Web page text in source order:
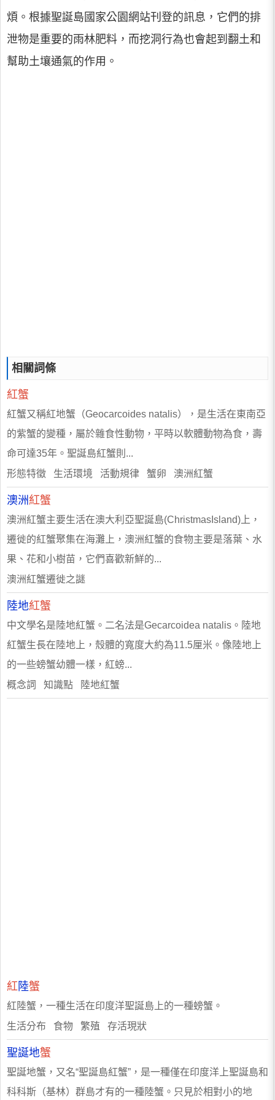
煩。根據聖誕島國家公園網站刊登的訊息，它們的排
泄物是重要的雨林肥料，而挖洞行為也會起到翻土和
幫助土壤通氣的作用。
相關詞條
紅蟹
紅蟹又稱紅地蟹（Geocarcoides natalis），是生活在東南亞
的紫蟹的變種，屬於雜食性動物，平時以軟體動物為食，壽
命可達35年。聖誕島紅蟹則...
形態特徵 生活環境 活動規律 蟹卵 澳洲紅蟹
澳洲 紅蟹
澳洲紅蟹主要生活在澳大利亞聖誕島(ChristmasIsland)上，
遷徙的紅蟹聚集在海灘上，澳洲紅蟹的食物主要是落葉、水
果、花和小樹苗，它們喜歡新鮮的...
澳洲紅蟹遷徙之謎
陸地紅蟹
中文學名是陸地紅蟹。二名法是Gecarcoidea natalis。陸地
紅蟹生長在陸地上，殼體的寬度大約為11.5厘米。像陸地上
的一些螃蟹幼體一樣，紅螃...
概念詞 知識點 陸地紅蟹
紅陸蟹
紅陸蟹，一種生活在印度洋聖誕島上的一種螃蟹。
生活分布 食物 繁殖 存活現狀
聖誕地蟹
聖誕地蟹，又名“聖誕島紅蟹”，是一種僅在印度洋上聖誕島和
科科斯（基林）群島才有的一種陸蟹。只見於相對小的地